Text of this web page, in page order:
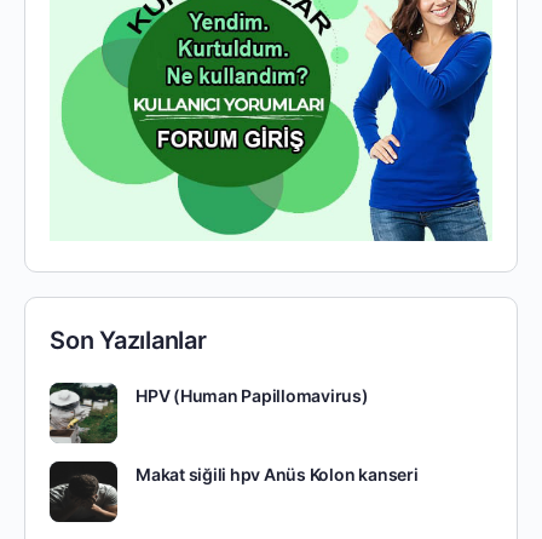
Son Yazılanlar
HPV (Human Papillomavirus)
Makat siğili hpv Anüs Kolon kanseri